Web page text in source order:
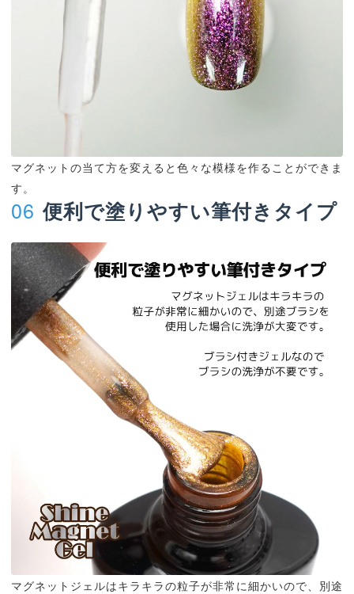
マグネットの当て方を変えると色々な模様を作ることができま
す。
06 便利で塗りやすい筆付きタイプ
マグネットジェルはキラキラの粒子が非常に細かいので、別途